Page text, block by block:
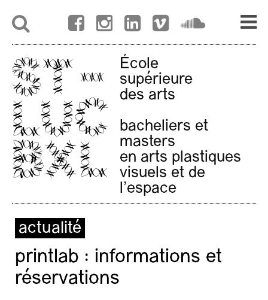
École
supérieure
des arts
bacheliers et
masters
en arts plastiques
visuels et de
l'espace
actualité
printlab : informations et
réservations